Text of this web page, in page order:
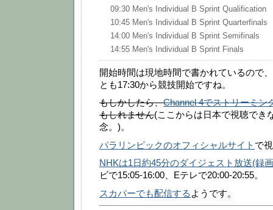
09:30 Men's Individual B Sprint Qualification
10:45 Men's Individual B Sprint Quarterfinals
14:00 Men's Individual B Sprint Semifinals
14:55 Men's Individual B Sprint Finals
開始時間は現地時間で書かれているので
とも17:30から競技開始ですね。
もしかしたら、Channel 4でストリーミン
もしれません(ここからは日本で視聴でき
念。)。
パラリンピックのオフィシャルサイト で
NHKは1日約45分のダイジェスト放送(録
ビで15:05-16:00、Eテレで20:00-20:55。
スカパーでも配信する ようです。